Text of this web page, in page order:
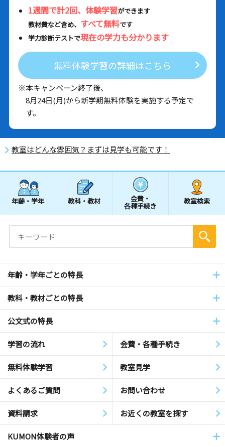
1週間で計2回、体験学習ができます
教材費など含め、 すべて無料です
学力診断テストで現在の学力も分かります
無料体験学習の詳細はこちら
※本キャンペーン終了後、
8月24日(月)から新学期無料体験を実施する予定で
す。
教室はどんな雰囲気？まずは見学も可能です！
年齢・学年 教科・教材 会費・
各種手続き
教室検索
年齢・学年ごとの特長
教科・教材ごとの特長
公文式の特長
学習の流れ 会費・各種手続き
無料体験学習 教室見学
よくあるご質問 お問い合わせ
資料請求 お近くの教室を探す
KUMON体験者の声